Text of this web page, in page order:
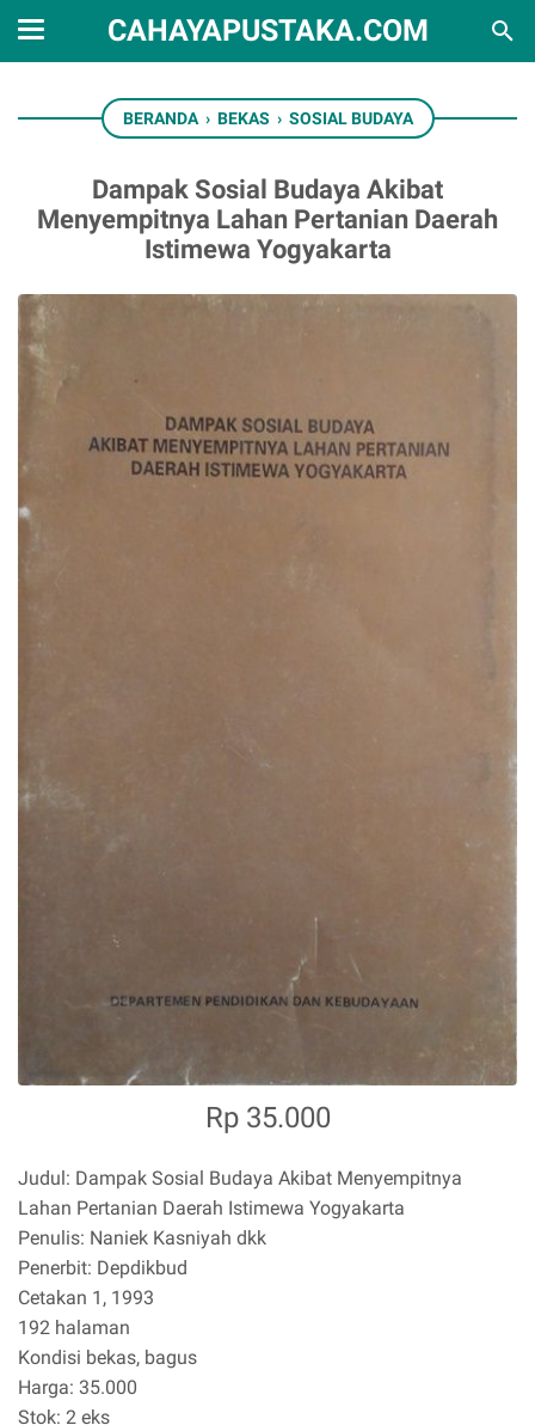
CAHAYAPUSTAKA.COM
BERANDA › BEKAS › SOSIAL BUDAYA
Dampak Sosial Budaya Akibat
Menyempitnya Lahan Pertanian Daerah
Istimewa Yogyakarta
Rp 35.000
Judul: Dampak Sosial Budaya Akibat Menyempitnya
Lahan Pertanian Daerah Istimewa Yogyakarta
Penulis: Naniek Kasniyah dkk
Penerbit: Depdikbud
Cetakan 1, 1993
192 halaman
Kondisi bekas, bagus
Harga: 35.000
Stok: 2 eks